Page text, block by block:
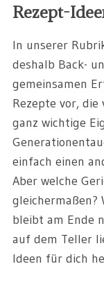
Rezept-
In unserer
deshalb Back-
gemeinsamen
Rezepte vor,
ganz wichtige
einfach einen
Aber welche
gleichermaßen?
bleibt am Ende
auf dem Teller
Ideen für dich